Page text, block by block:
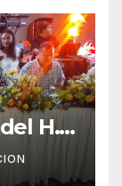
H.
del